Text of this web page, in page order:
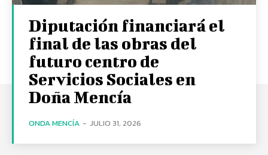
Diputación financiará el
final de las obras del
futuro centro de
Servicios Sociales en
Doña Mencía
ONDA MENCÍA - JULIO 31, 2026